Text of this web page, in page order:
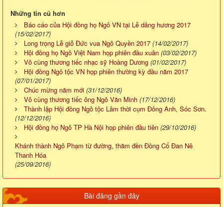
Những tin cũ hơn
Báo cáo của Hội đồng họ Ngô VN tại Lễ dâng hương 2017
(15/02/2017)
Long trọng Lễ giỗ Đức vua Ngô Quyền 2017 (14/02/2017)
Hội đồng họ Ngô Việt Nam họp phiên đầu xuân (03/02/2017)
Vô cùng thương tiếc nhạc sỹ Hoàng Dương (01/02/2017)
Hội đồng Ngô tộc VN họp phiên thường kỳ đầu năm 2017
(07/01/2017)
Chúc mừng năm mới (31/12/2016)
Vô cùng thương tiếc ông Ngô Văn Minh (17/12/2016)
Thành lập Hội đồng Ngô tộc Lâm thời cụm Đông Anh, Sóc Sơn.
(12/12/2016)
Hội đồng họ Ngô TP Hà Nội họp phiên đầu tiên (29/10/2016)
Khánh thành Ngô Phạm từ đường, thăm đền Đồng Cổ Đan Nê
Thanh Hóa
(25/09/2016)
Bài đăng gần đây